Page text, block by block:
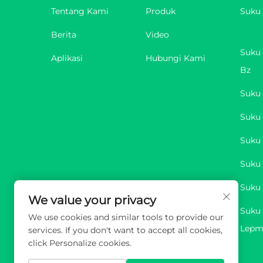
Tentang Kami Produk
Berita Video
Aplikasi Hubungi Kami
Suku
Suku
Bz
Suku
Suku
Suku
Suku
Suku
Suku
We value your privacy
We use cookies and similar tools to provide our
services. If you don't want to accept all cookies,
click Personalize cookies.